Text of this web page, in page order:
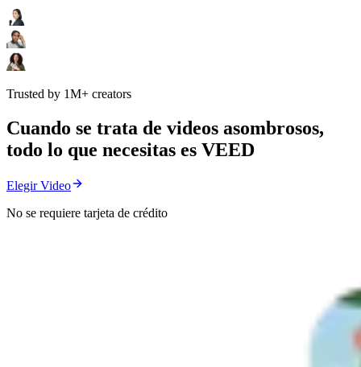
Trusted by 1M+ creators
Cuando se trata de videos asombrosos,
todo lo que necesitas es VEED
Elegir Video
No se requiere tarjeta de crédito